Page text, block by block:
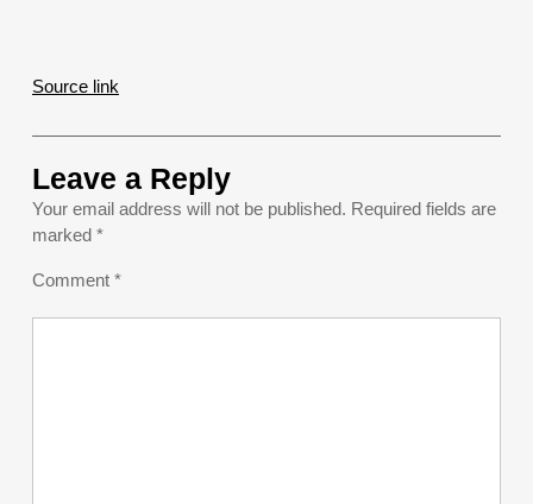
Source link
Leave a Reply
Your email address will not be published. Required fields are
marked *
Comment *